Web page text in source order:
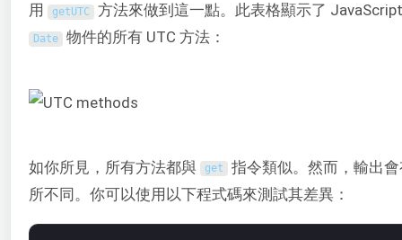
用
getUTC 方法來做到這一點。此表格顯示了
Date 物件的所有 UTC 方法：
如你所見，所有方法都與 get 指令類似。然而，輸出會
所不同。你可以使用以下程式碼來測試其差異：